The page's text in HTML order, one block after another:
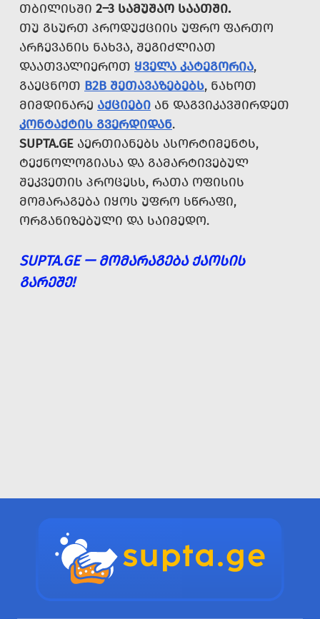
ᲗᲑᲘᲚᲘᲡᲨᲘ 2–3 ᲡᲐᲛᲣᲨᲐᲝ ᲡᲐᲐᲗᲨᲘ.
ᲗᲣ ᲒᲡᲣᲠᲗ ᲞᲠᲝᲓᲣᲥᲪᲘᲘᲡ ᲣᲤᲠᲝ ᲤᲐᲠᲗᲝ
ᲐᲠᲩᲔᲕᲐᲜᲘᲡ ᲜᲐᲮᲕᲐ, ᲨᲔᲒᲘᲫᲚᲘᲐᲗ
ᲓᲐᲐᲗᲕᲐᲚᲘᲔᲠᲝᲗ ᲧᲕᲔᲚᲐ ᲙᲐᲢᲔᲒᲝᲠᲘᲐ,
ᲒᲐᲔᲪᲜᲝᲗ B2B ᲨᲔᲗᲐᲕᲐᲖᲔᲑᲔᲑᲡ, ᲜᲐᲮᲝᲗ
ᲛᲘᲛᲓᲘᲜᲐᲠᲔ ᲐᲥᲪᲘᲔᲑᲘ ᲐᲜ ᲓᲐᲒᲕᲘᲙᲐᲕᲨᲘᲠᲓᲔᲗ
ᲙᲝᲜᲢᲐᲥᲢᲘᲡ ᲒᲕᲔᲠᲓᲘᲓᲐᲜ.
SUPTA.GE ᲐᲔᲠᲗᲘᲐᲜᲔᲑᲡ ᲐᲡᲝᲠᲢᲘᲛᲔᲜᲢᲡ,
ᲢᲔᲥᲜᲝᲚᲝᲒᲘᲐᲡᲐ ᲓᲐ ᲒᲐᲛᲐᲠᲢᲘᲕᲔᲑᲣᲚ
ᲨᲔᲙᲕᲔᲗᲘᲡ ᲞᲠᲝᲪᲔᲡᲡ, ᲠᲐᲗᲐ ᲝᲤᲘᲡᲘᲡ
ᲛᲝᲛᲐᲠᲐᲒᲔᲑᲐ ᲘᲧᲝᲡ ᲣᲤᲠᲝ ᲡᲬᲠᲐᲤᲘ,
ᲝᲠᲒᲐᲜᲘᲖᲔᲑᲣᲚᲘ ᲓᲐ ᲡᲐᲘᲛᲔᲓᲝ.
SUPTA.GE — ᲛᲝᲛᲐᲠᲐᲒᲔᲑᲐ ᲥᲐᲝᲡᲘᲡ
ᲒᲐᲠᲔᲨᲔ!